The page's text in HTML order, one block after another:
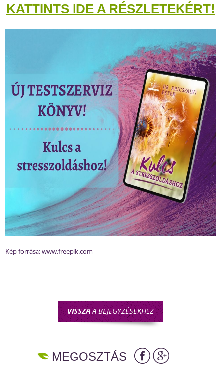
KATTINTS IDE A RÉSZLETEKÉRT!
Kép forrása:www.freepik.com
VISSZAA BEJEGYZÉSEKHEZ
MEGOSZTÁS